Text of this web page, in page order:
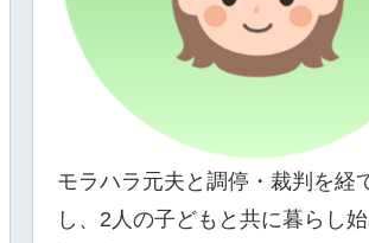
モラハラ元夫と調停・裁判を経
し、2人の子どもと共に暮らし